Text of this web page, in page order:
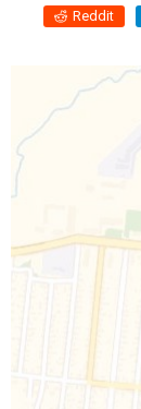
Reddit